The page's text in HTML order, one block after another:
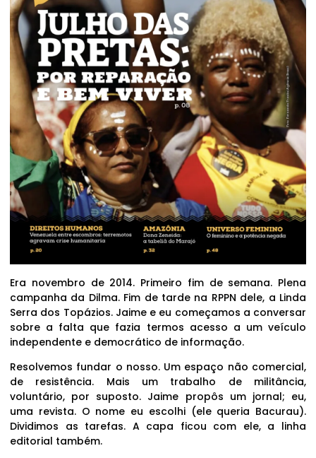
Era novembro de 2014. Primeiro fim de semana. Plena
campanha da Dilma. Fim de tarde na RPPN dele, a Linda
Serra dos Topázios. Jaime e eu começamos a conversar
sobre a falta que fazia termos acesso a um veículo
independente e democrático de informação.
Resolvemos fundar o nosso. Um espaço não comercial,
de resistência. Mais um trabalho de militância,
voluntário, por suposto. Jaime propôs um jornal; eu,
uma revista. O nome eu escolhi (ele queria Bacurau).
Dividimos as tarefas. A capa ficou com ele, a linha
editorial também.